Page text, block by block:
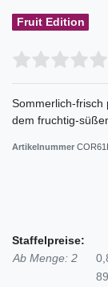
Fruit Edition
Sommerlich-frisch
dem fruchtig-
Artikelnummer
Staffelpreise:
Ab Menge: 2